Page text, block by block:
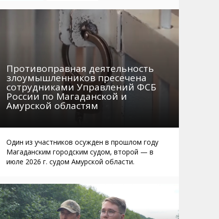
Телефоны
Автобусы Магадан – Аэропорт
Таблица приливов отливов
Интернет
Жилье
Не мусорить
Браконьеры
Противоправная деятельность
злоумышленников пресечена
сотрудниками Управлений ФСБ
России по Магаданской и
Амурской областям
Один из участников осужден в прошлом году
Магаданским городским судом, второй — в
июле 2026 г. судом Амурской области.